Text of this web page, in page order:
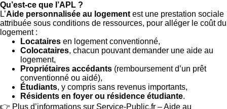
Qu’est-ce que l’APL ?
L’Aide personnalisée au logement est une prestation sociale
attribuée sous conditions de ressources, pour alléger le coût du
logement :
Locataires en logement conventionné,
Colocataires, chacun pouvant demander une aide au
logement,
Propriétaires accédants (remboursement d’un prêt
conventionné ou aidé),
Étudiants, y compris sans revenus importants,
Résidents en foyer ou résidence étudiante.
👉 Plus d’informations sur Service-Public.fr – Aide au